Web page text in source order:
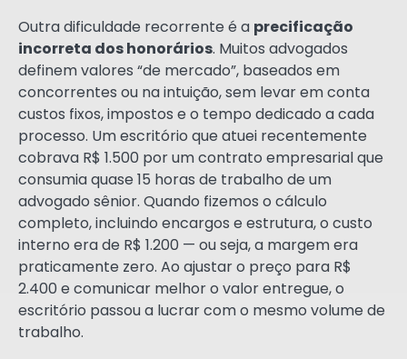
Outra dificuldade recorrente é a precificação
incorreta dos honorários. Muitos advogados
definem valores “de mercado”, baseados em
concorrentes ou na intuição, sem levar em conta
custos fixos, impostos e o tempo dedicado a cada
processo. Um escritório que atuei recentemente
cobrava R$ 1.500 por um contrato empresarial que
consumia quase 15 horas de trabalho de um
advogado sênior. Quando fizemos o cálculo
completo, incluindo encargos e estrutura, o custo
interno era de R$ 1.200 — ou seja, a margem era
praticamente zero. Ao ajustar o preço para R$
2.400 e comunicar melhor o valor entregue, o
escritório passou a lucrar com o mesmo volume de
trabalho.